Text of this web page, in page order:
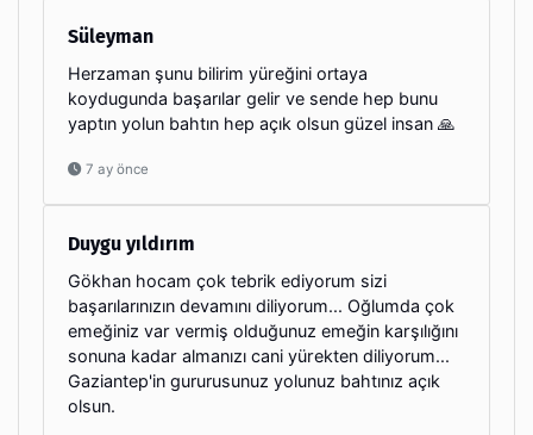
Süleyman
Herzaman şunu bilirim yüreğini ortaya
koydugunda başarılar gelir ve sende hep bunu
yaptın yolun bahtın hep açık olsun güzel insan 🙏
7 ay önce
Duygu yıldırım
Gökhan hocam çok tebrik ediyorum sizi
başarılarınızın devamını diliyorum... Oğlumda çok
emeğiniz var vermiş olduğunuz emeğin karşılığını
sonuna kadar almanızı cani yürekten diliyorum...
Gaziantep'in gururusunuz yolunuz bahtınız açık
olsun.